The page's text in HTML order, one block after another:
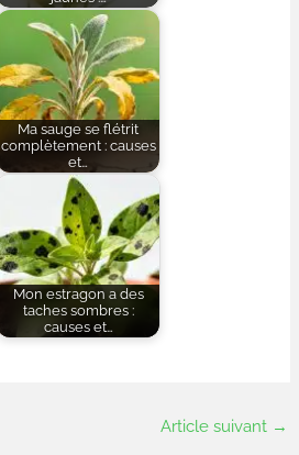
Ma sauge se flétrit
complètement : causes
et…
Mon estragon a des
taches sombres :
causes et…
Article suivant →